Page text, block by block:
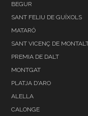
BEGUR
SANT FELIU DE GUÍXOLS
MATARÓ
SANT VICENÇ DE
PREMIA DE DALT
MONTGAT
PLATJA D'ARO
ALELLA
CALONGE